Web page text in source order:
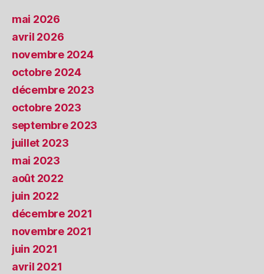
mai 2026
avril 2026
novembre 2024
octobre 2024
décembre 2023
octobre 2023
septembre 2023
juillet 2023
mai 2023
août 2022
juin 2022
décembre 2021
novembre 2021
juin 2021
avril 2021